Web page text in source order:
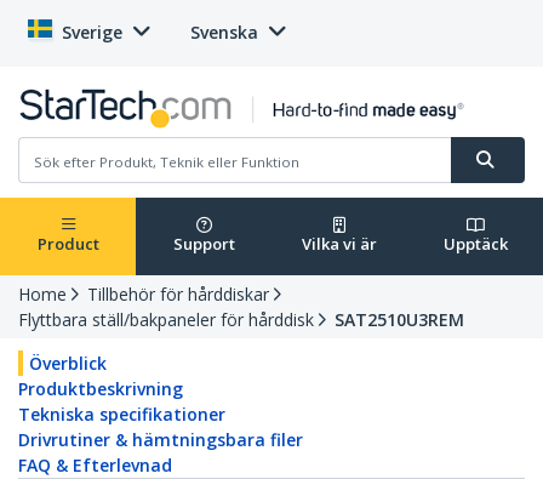
Sverige Svenska
Product Support Vilka vi är Upptäck
Home
Tillbehör för hårddiskar
Flyttbara ställ/bakpaneler för hårddisk
SAT2510U3REM
Överblick
Produktbeskrivning
Tekniska specifikationer
Drivrutiner & hämtningsbara filer
FAQ & Efterlevnad